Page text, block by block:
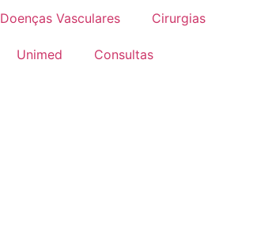
Doenças Vasculares Cirurgias
Unimed Consultas